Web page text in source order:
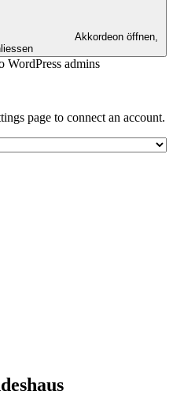
Akkordeon öffnen,
WordPress admins
page to connect an account.